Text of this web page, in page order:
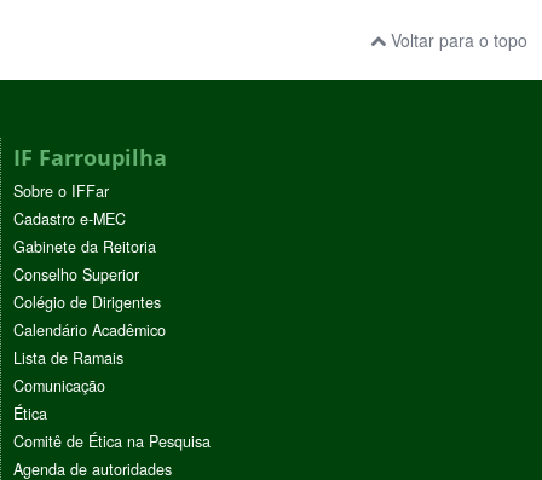
Voltar para o topo
IF Farroupilha
Sobre o IFFar
Cadastro e-MEC
Gabinete da Reitoria
Conselho Superior
Colégio de Dirigentes
Calendário Acadêmico
Lista de Ramais
Comunicação
Ética
Comitê de Ética na Pesquisa
Agenda de autoridades